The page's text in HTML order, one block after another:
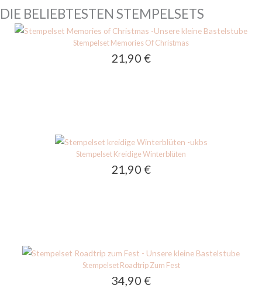
DIE BELIEBTESTEN STEMPELSETS
Stempelset Memories Of Christmas
21,90 €
Stempelset Kreidige Winterblüten
21,90 €
Stempelset Roadtrip Zum Fest
34,90 €